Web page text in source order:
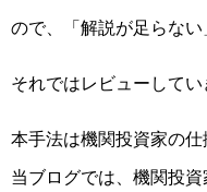
ので、「解説が足らない
それではレビューしてい
本手法は機関投資家の仕
当ブログでは、機関投